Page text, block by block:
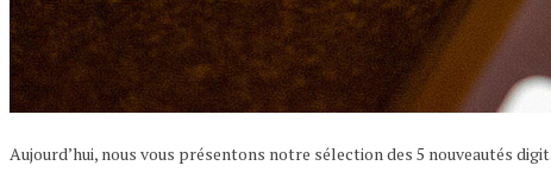
Aujourd’hui, nous vous présentons notre sélection des 5 nouveautés